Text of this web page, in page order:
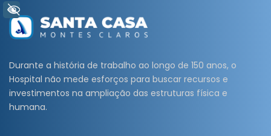
Durante a história de trabalho ao longo de 150 anos, o
Hospital não mede esforços para buscar recursos e
investimentos na ampliação das estruturas física e
humana.